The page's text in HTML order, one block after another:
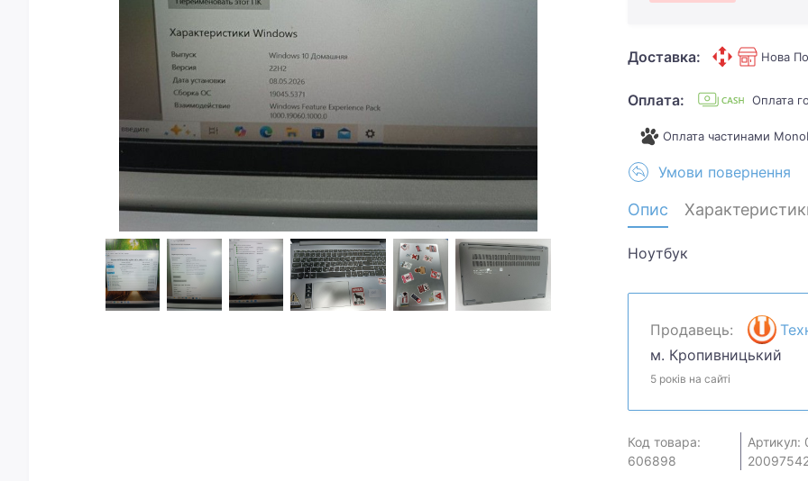
Доставка: Нова
Оплата: Оплата
Оплата частинами
Умови повернення
Опис
Ноутбук
Продавець:
м. Кропивницький
5 років на сайті
Код товара:
606898
Артикул: